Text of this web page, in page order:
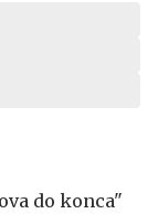
do konca"